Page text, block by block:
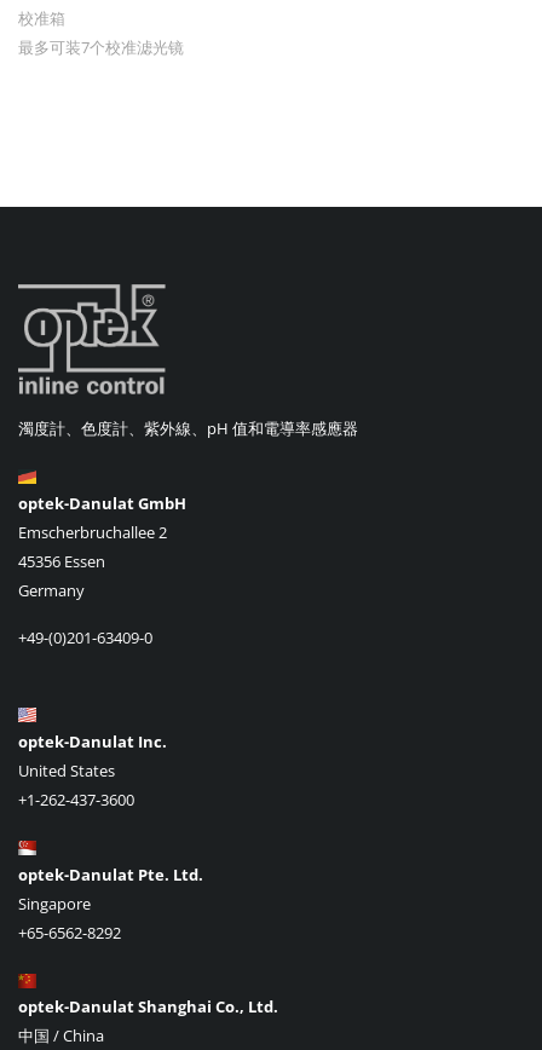
校准箱
最多可装7个校准滤光镜
濁度計、色度計、紫外線、pH 值和電導率感應器
optek-Danulat GmbH
Emscherbruchallee 2
45356 Essen
Germany
+49-(0)201-63409-0
optek-Danulat Inc.
United States
+1-262-437-3600
optek-Danulat Pte. Ltd.
Singapore
+65-6562-8292
optek-Danulat Shanghai Co., Ltd.
中国 / China